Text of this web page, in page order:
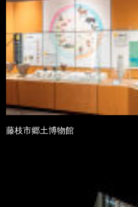
藤枝市郷土博物館